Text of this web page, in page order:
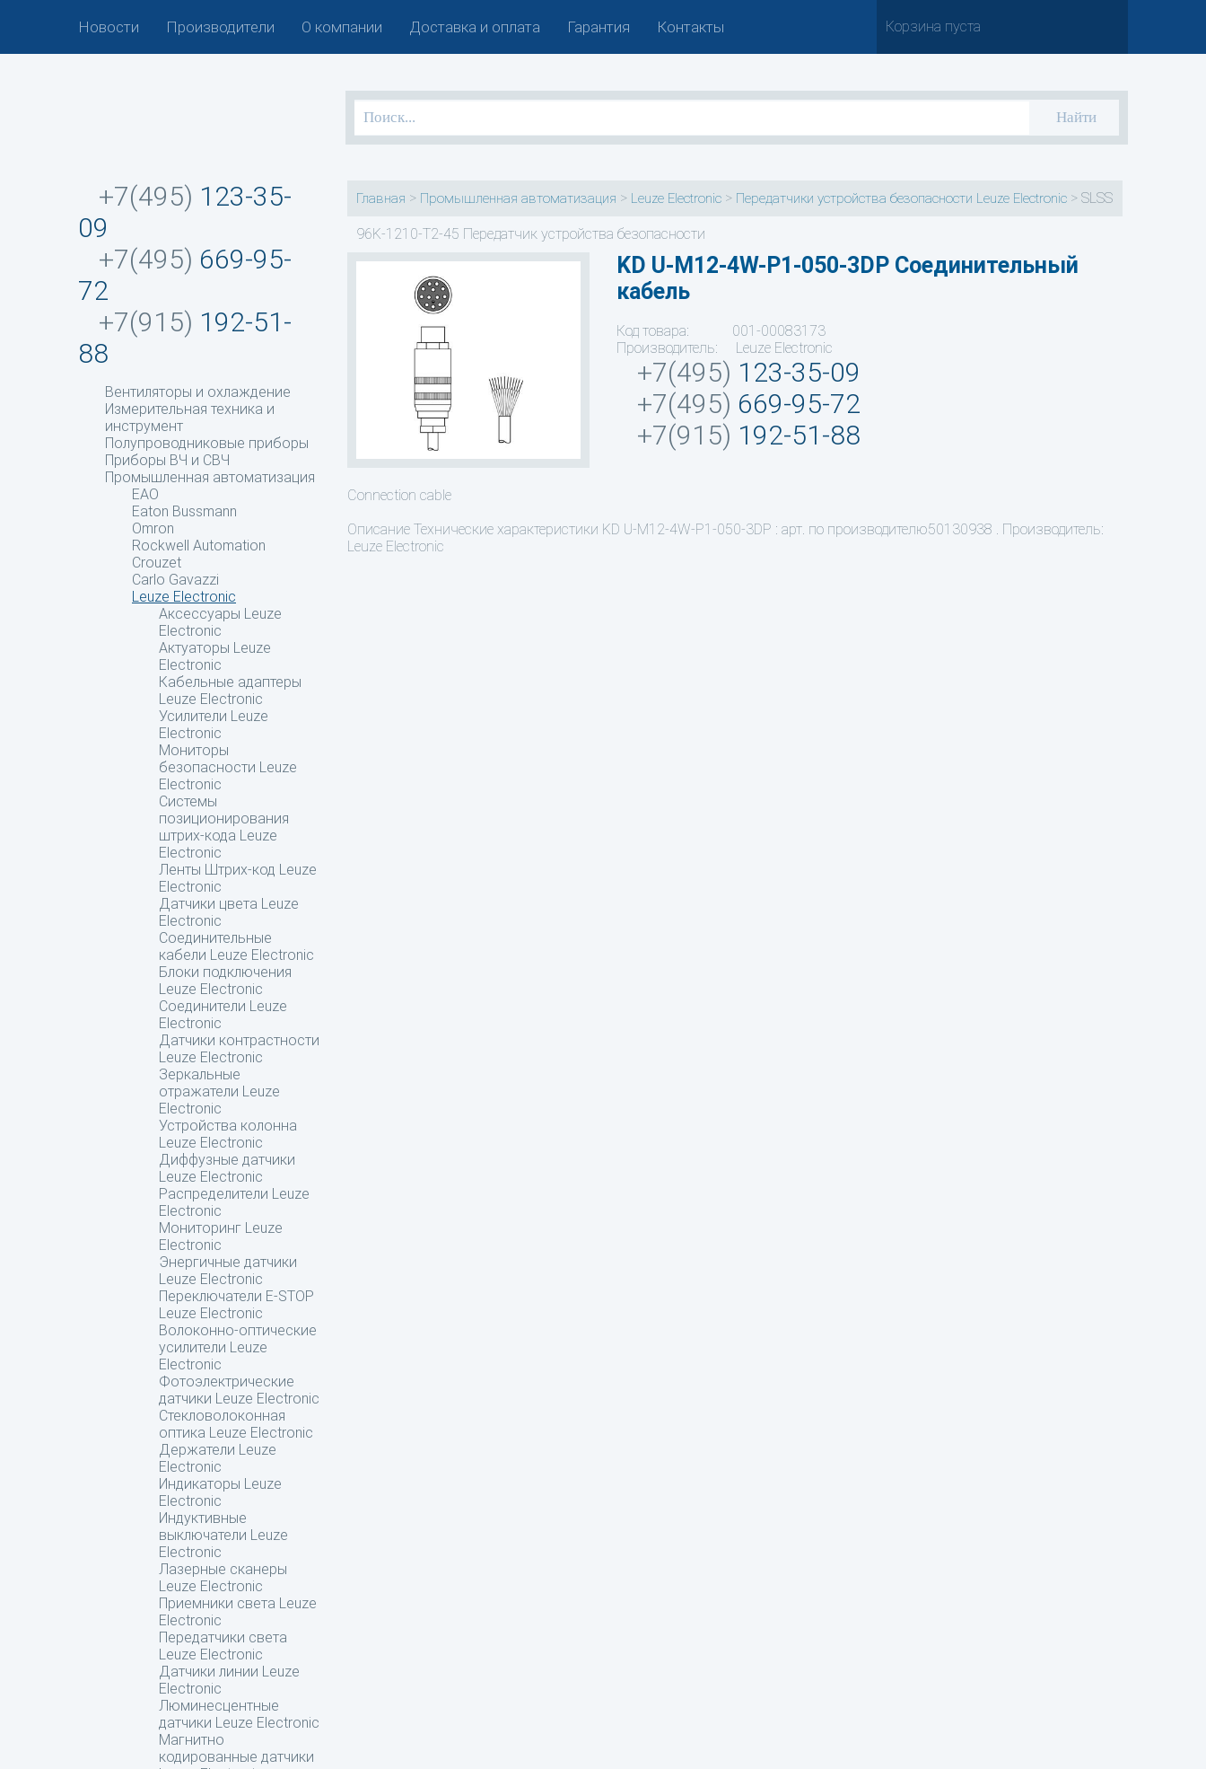
Новости Производители О компании Доставка и оплата Гарантия Контакты Корзина пуста
+7(495) 123-35-
09
+7(495) 669-95-
72
+7(915) 192-51-
88
Вентиляторы и охлаждение
Измерительная техника и
инструмент
Полупроводниковые приборы
Приборы ВЧ и СВЧ
Промышленная автоматизация
EAO
Eaton Bussmann
Omron
Rockwell Automation
Crouzet
Carlo Gavazzi
Leuze Electronic
Аксессуары Leuze
Electronic
Актуаторы Leuze
Electronic
Кабельные адаптеры
Leuze Electronic
Усилители Leuze
Electronic
Мониторы
безопасности Leuze
Electronic
Системы
позиционирования
штрих-кода Leuze
Electronic
Ленты Штрих-код Leuze
Electronic
Датчики цвета Leuze
Electronic
Соединительные
кабели Leuze Electronic
Блоки подключения
Leuze Electronic
Соединители Leuze
Electronic
Датчики контрастности
Leuze Electronic
Зеркальные
отражатели Leuze
Electronic
Устройства колонна
Leuze Electronic
Диффузные датчики
Leuze Electronic
Распределители Leuze
Electronic
Мониторинг Leuze
Electronic
Энергичные датчики
Leuze Electronic
Переключатели E-STOP
Leuze Electronic
Волоконно-оптические
усилители Leuze
Electronic
Фотоэлектрические
датчики Leuze Electronic
Стекловолоконная
оптика Leuze Electronic
Держатели Leuze
Electronic
Индикаторы Leuze
Electronic
Индуктивные
выключатели Leuze
Electronic
Лазерные сканеры
Leuze Electronic
Приемники света Leuze
Electronic
Передатчики света
Leuze Electronic
Датчики линии Leuze
Electronic
Люминесцентные
датчики Leuze Electronic
Магнитно
кодированные датчики
Главная > Промышленная автоматизация > Leuze Electronic > Передатчики устройства безопасности Leuze Electronic > SLSS
96K-1210-T2-45 Передатчик устройства безопасности
KD U-M12-4W-P1-050-3DP Соединительный
кабель
Код товара: 001-00083173
Производитель: Leuze Electronic
+7(495) 123-35-09
+7(495) 669-95-72
+7(915) 192-51-88
Connection cable
Описание Технические характеристики KD U-M12-4W-P1-050-3DP : арт. по производителю50130938 . Производитель:
Leuze Electronic